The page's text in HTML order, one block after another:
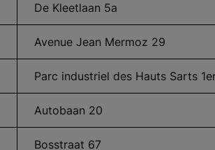
De Kleetlaan 5a
Avenue Jean Mermoz 29
Parc industriel des Hauts Sarts
Autobaan 20
Bosstraat 67